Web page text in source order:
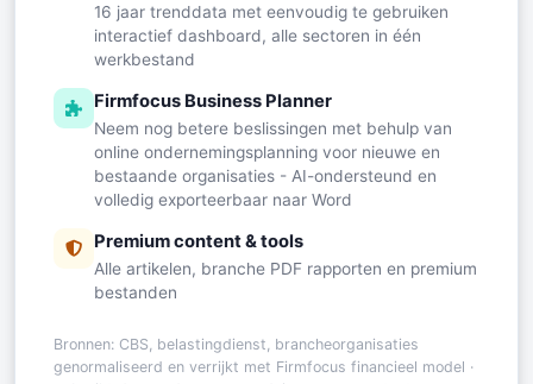
16 jaar trenddata met eenvoudig te gebruiken
interactief dashboard, alle sectoren in één
werkbestand
Firmfocus Business Planner
Neem nog betere beslissingen met behulp van
online ondernemingsplanning voor nieuwe en
bestaande organisaties - AI-ondersteund en
volledig exporteerbaar naar Word
Premium content & tools
Alle artikelen, branche PDF rapporten en premium
bestanden
Bronnen: CBS, belastingdienst, brancheorganisaties
genormaliseerd en verrijkt met Firmfocus financieel model ·